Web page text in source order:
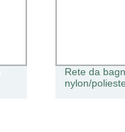
Rete da
nylon/